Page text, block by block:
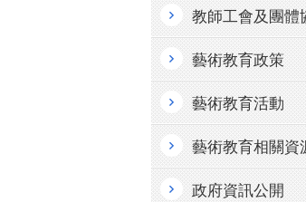
教師工會及團體
藝術教育政策
藝術教育活動
藝術教育相關資
政府資訊公開